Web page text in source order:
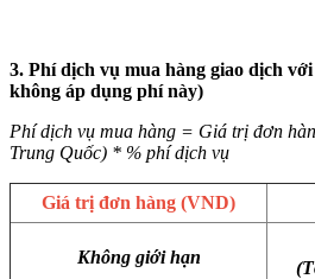
3. Phí dịch vụ mua hàng giao dịch
không áp dụng phí này)
Phí dịch vụ mua hàng = Giá trị đơn
Trung Quốc) * % phí dịch vụ
Giá trị đơn hàng (VND)
Không giới hạn